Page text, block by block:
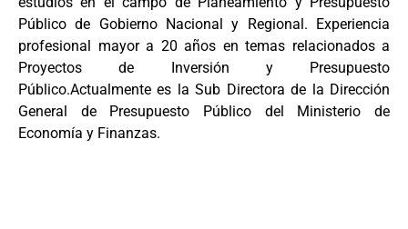
Público de Gobierno Nacional y Regional. Experiencia
profesional mayor a 20 años en temas relacionados a
Proyectos de Inversión y Presupuesto
Público.Actualmente es la Sub Directora de la Dirección
General de Presupuesto Público del Ministerio de
Economía y Finanzas.